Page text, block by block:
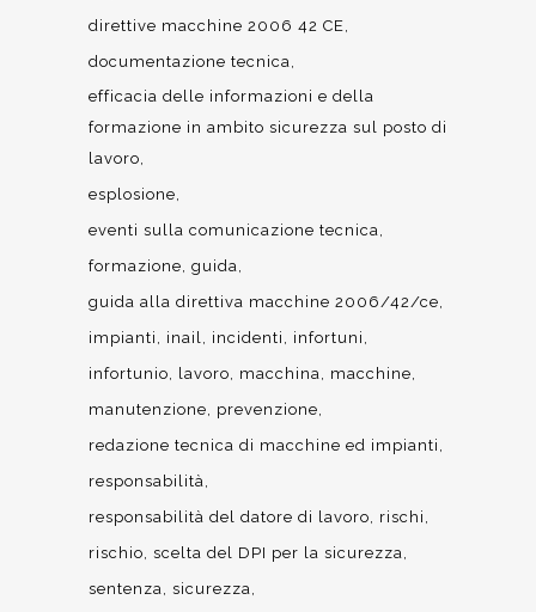
direttive macchine 2006 42 CE
documentazione tecnica
efficacia delle informazioni e della
formazione in ambito sicurezza sul posto di
lavoro
esplosione
eventi sulla comunicazione tecnica
formazione guida
guida alla direttiva macchine 2006/42/ce
impianti
inail incidenti
infortuni
infortunio
lavoro macchina
macchine
manutenzione
prevenzione
redazione tecnica di macchine ed impianti
responsabilità
responsabilità del datore di lavoro
rischi
rischio scelta del DPI per la sicurezza
sentenza sicurezza